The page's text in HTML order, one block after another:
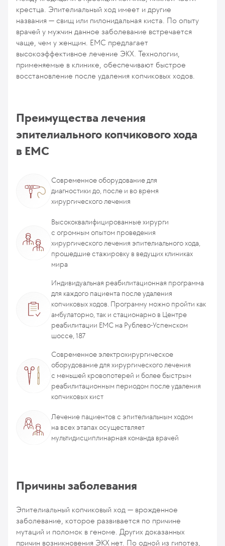
крестца. Эпителиальный ход имеет и другие
названия — свищ или пилонидальная киста. По опыту
врачей у мужчин данное заболевание встречается
чаще, чем у женщин. ЕМС предлагает
высокоэффективное лечение ЭКХ. Технологии,
применяемые в клинике, обеспечивают быстрое
восстановление после удаления копчиковых ходов.
Преимущества лечения
эпителиального копчикового хода
в ЕМС
Современное оборудование для
диагностики до, после и во время
хирургического лечения
Высококвалифицированные хирурги
с огромным опытом проведения
хирургического лечения эпителиального хода,
прошедшие стажировку в ведущих клиниках
мира
Индивидуальная реабилитационная программа
для каждого пациента после удаления
копчиковых ходов. Программу можно пройти как
амбулаторно, так и стационарно в Центре
реабилитации ЕМС на Рублево-Успенском
шоссе, 187
Современное электрохирургическое
оборудование для хирургического лечения
с меньшей кровопотерей и более быстрым
реабилитационным периодом после удаления
копчиковых кист
Лечение пациентов с эпителиальным ходом
на всех этапах осуществляет
мультидисциплинарная команда врачей
Причины заболевания
Эпителиальный копчиковый ход — врожденное
заболевание, которое развивается по причине
мутаций и поломок в геноме. Других доказанных
причин возникновения ЭКХ нет. По одной из гипотез,